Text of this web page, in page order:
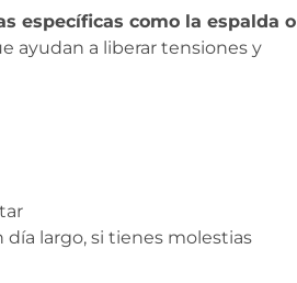
específicas como la espalda o
ayudan a liberar tensiones y
largo, si tienes molestias